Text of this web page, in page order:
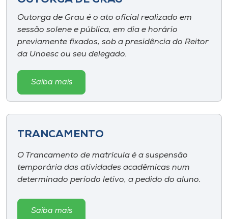
Outorga de Grau é o ato oficial realizado em
sessão solene e pública, em dia e horário
previamente fixados, sob a presidência do Reitor
da Unoesc ou seu delegado.
Saiba mais
TRANCAMENTO
O Trancamento de matrícula é a suspensão
temporária das atividades acadêmicas num
determinado período letivo, a pedido do aluno.
Saiba mais